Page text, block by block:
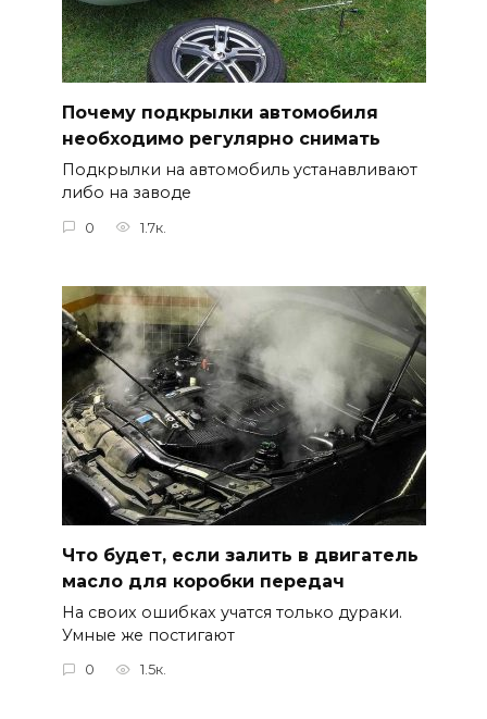
Почему подкрылки автомобиля
необходимо регулярно снимать
Подкрылки на автомобиль устанавливают
либо на заводе
0 1.7к.
Что будет, если залить в двигатель
масло для коробки передач
На своих ошибках учатся только дураки.
Умные же постигают
0 1.5к.